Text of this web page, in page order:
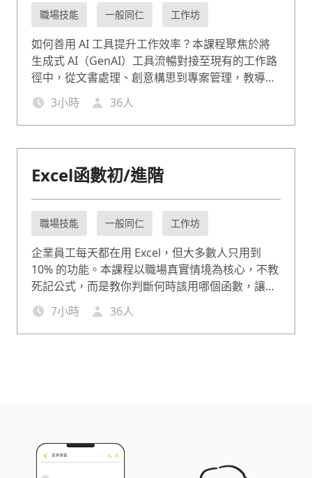
職場技能 一般同仁 工作坊
如何善用 AI 工具提升工作效率？本課程聚焦於將
生成式 AI（GenAI）工具流暢對接至現有的工作路
徑中，從文書處理、創意構思到專案管理，教導學
員如何精準下令，與 AI 協作，讓 AI 成為最有默契
的數位同事。
3小時 36人
Excel函數初/進階
職場技能 一般同仁 工作坊
企業員工每天都在用 Excel，但大多數人只用到
10% 的功能。本課程以職場真實情境為核心，不教
死記公式，而是教你判斷何時該用哪個函數，讓
VLOOKUP、SUMIFS、TEXT、MID 等關鍵函數在
工作中真正派上用場。課程分為初階(7hr)與進階
(7hr)，適合從完全不熟函數到有基礎但想突破瓶頸
7小時 36人